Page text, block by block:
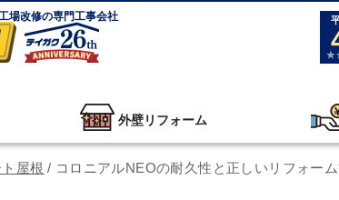
場改修の専門工事会社
外壁リフォーム
屋根 / コロニアルNEOの耐久性と正しいリフォー